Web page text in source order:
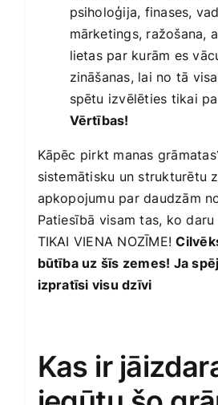
psiholoģija, finases,
mārketings, ražošana,
lietas par kurām es
zināšanas, lai no tā
spētu izvēlēties tikai
Vērtības!
Kāpēc pirkt manas
sistemātisku un strukturētu
apkopojumu par daudzām
Patiesībā visam tas, ko
TIKAI VIENA NOZĪME!
būtība uz šīs zemes! Ja
izpratīsi visu dzīvi
Kas ir